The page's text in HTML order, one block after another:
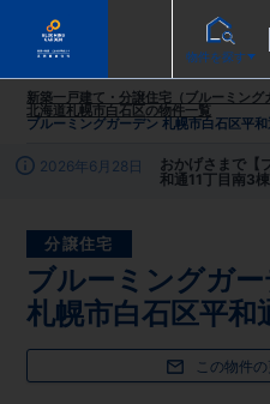
物件を探す
新築一戸建て・分譲住宅（ブルーミング
北海道札幌市白石区の物件一覧
ブルーミングガーデン 札幌市白石区平
2026年6月28日
おかげさまで【
和通11丁目南3
分譲住宅
ブルーミングガ
札幌市白石区平和
この物件